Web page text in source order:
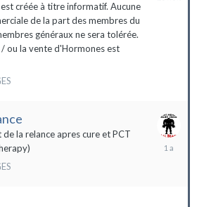
créée à titre informatif. Aucune
de la part des membres du
généraux ne sera tolérée.
ou la vente d'Hormones est
la relance apres cure et PCT
13